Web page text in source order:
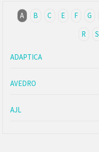
A B C E F G
R
S
ADAPTICA
AVEDRO
AJL